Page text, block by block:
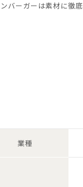
バーガーは素材に徹
業種